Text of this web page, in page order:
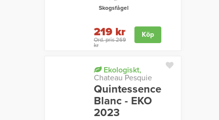
Skogsfågel
219 kr
Ord. pris 269
kr
Köp
Ekologiskt,
Chateau Pesquie
Quintessence
Blanc - EKO
2023